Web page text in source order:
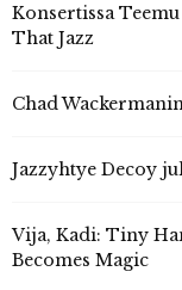
Konsertissa
That Jazz
Chad
Jazzyhtye Decoy
Vija, Kadi: Tiny
Becomes Magic